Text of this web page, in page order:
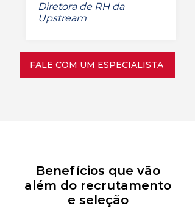
Diretora de RH da
Upstream
FALE COM UM ESPECIALISTA
Benefícios que vão
além do recrutamento
e seleção